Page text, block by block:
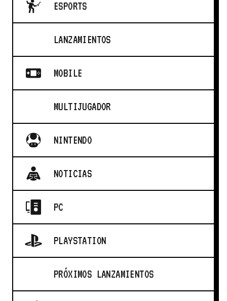
ESPORTS
LANZAMIENTOS
MOBILE
MULTIJUGADOR
NINTENDO
NOTICIAS
PC
PLAYSTATION
PRÓXIMOS LANZAMIENTOS